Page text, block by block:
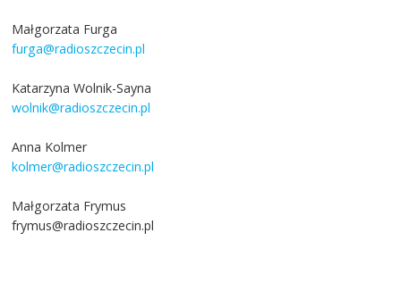
Małgorzata Furga
furga@radioszczecin.pl
Katarzyna Wolnik-Sayna
wolnik@radioszczecin.pl
Anna Kolmer
kolmer@radioszczecin.pl
Małgorzata Frymus
frymus@radioszczecin.pl